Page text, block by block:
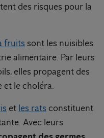
des risques pour la
fruits sont les nuisibles
alimentaire. Par leurs
elles propagent des
et le choléra.
et les rats constituent
Avec leurs